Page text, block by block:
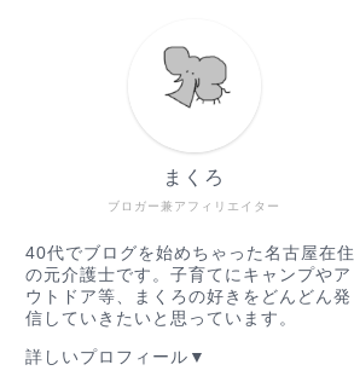
ブロガー兼アフィリエイター
まくろ
40代でブログを始めちゃった名古屋在住
の元介護士です。子育てにキャンプやア
ウトドア等、まくろの好きをどんどん発
信していきたいと思っています。
詳しいプロフィール▼